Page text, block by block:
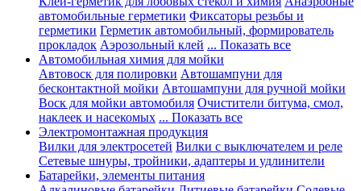
автомобильные герметики Фиксаторы резьбы и
герметики Герметик автомобильный, формирователь
прокладок Аэрозольный клей ... Показать все
Автомобильная химия для мойки
Автовоск для полировки Автошампуни для
бесконтактной мойки Автошампуни для ручной мойки
Воск для мойки автомобиля Очистители битума, смол,
наклеек и насекомых ... Показать все
Электромонтажная продукция
Вилки для электросетей Вилки с выключателем и реле
Сетевые шнуры, тройники, адаптеры и удлинители
Батарейки, элементы питания